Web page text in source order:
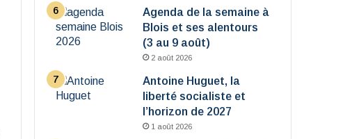
Agenda de la semaine à
Blois et ses alentours
(3 au 9 août)
2 août 2026
Antoine Huguet, la
liberté socialiste et
l’horizon de 2027
1 août 2026